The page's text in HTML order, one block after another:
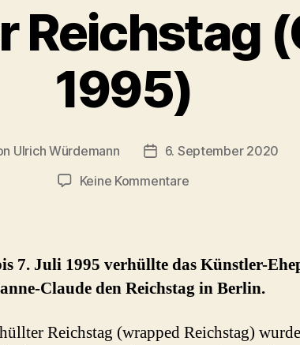
Reichstag
1995)
Ulrich Würdemann Beitragsdatum
6. September 2020
Keine Kommentarezu
1995)
7. Juli 1995 verhüllte das Künstler-
Claude den Reichstag in Berlin.
Reichstag (wrapped Reichstag)